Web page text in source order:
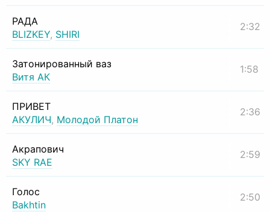
РАДА
BLIZKEY, SHIRI
2:32
Затонированный ваз
Витя АК
1:58
ПРИВЕТ
АКУЛИЧ, Молодой Платон
2:36
Акрапович
SKY RAE
2:59
Голос
Bakhtin
2:50